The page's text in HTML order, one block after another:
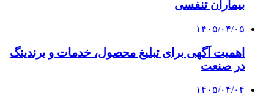
بیماران تنفسی
۱۴۰۵/۰۴/۰۵
اهمیت آگهی برای تبلیغ محصول، خدمات و برندینگ
در صنعت
۱۴۰۵/۰۴/۰۴